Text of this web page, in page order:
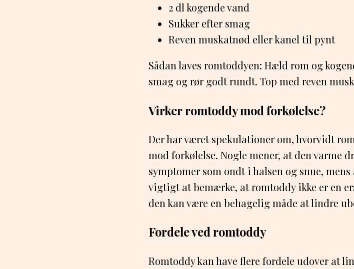
2 dl kogende vand
Sukker efter smag
Reven muskatnød eller kanel til pynt
Sådan laves romtoddyen: Hæld rom og
smag og rør godt rundt. Top med reven
Virker romtoddy mod forkølelse?
Der har været spekulationer om, hvorvidt
mod forkølelse. Nogle mener, at den varme
symptomer som ondt i halsen og snue,
vigtigt at bemærke, at romtoddy ikke er en
den kan være en behagelig måde at lindre
Fordele ved romtoddy
Romtoddy kan have flere fordele udover at